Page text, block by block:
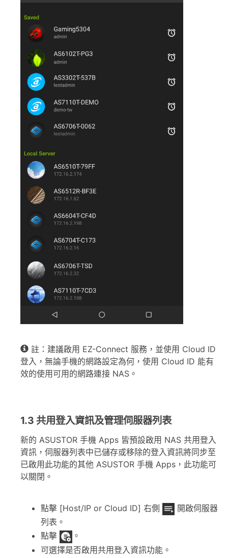
註：建議啟用 EZ-Connect 服務，並使用 Cloud ID
登入，無論手機的網路設定為何，使用 Cloud ID 能有
效的使用可用的網路連接 NAS。
1.3 共用登入資訊及管理伺服器列表
新的 ASUSTOR 手機 Apps 皆預設啟用 NAS 共用登入
資訊，伺服器列表中已儲存或移除的登入資訊將同步至
已啟用此功能的其他 ASUSTOR 手機 Apps，此功能可
以關閉。
點擊 [Host/IP or Cloud ID] 右側
開啟伺服器
列表。
點擊
。
可選擇是否啟用共用登入資訊功能。